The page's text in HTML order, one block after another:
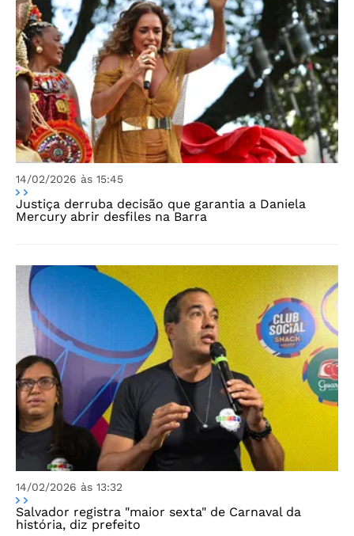
14/02/2026 às 15:45
Justiça derruba decisão que garantia a Daniela
Mercury abrir desfiles na Barra
14/02/2026 às 13:32
Salvador registra "maior sexta" de Carnaval da
história, diz prefeito